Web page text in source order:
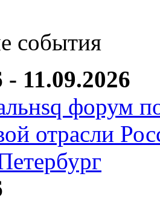
события
- 11.09.2026
форум
отрасли